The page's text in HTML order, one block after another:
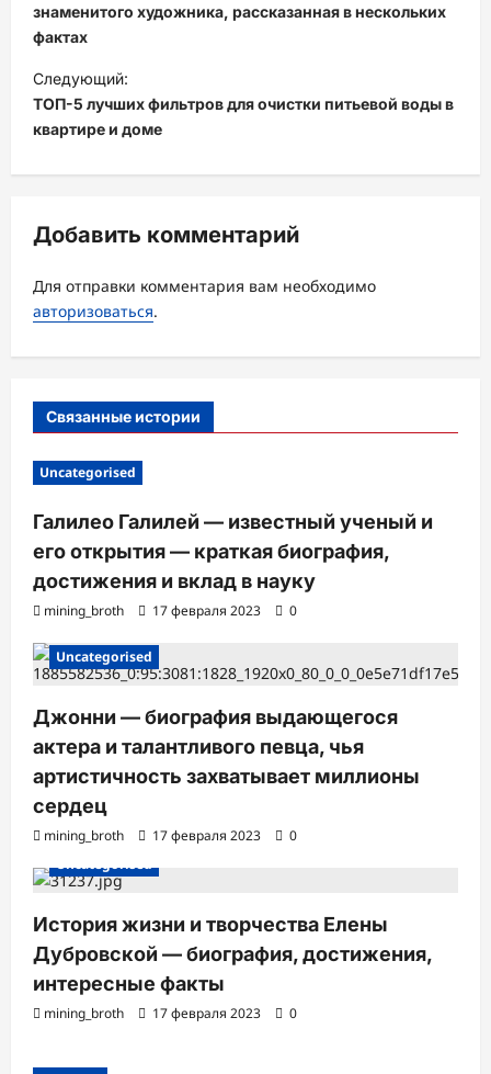
в
и
г
а
я
з
а
п
и
знаменитого художника, рассказанная в нескольких
фактах
Следующий:
ТОП-5 лучших фильтров для очистки питьевой воды в
квартире и доме
Добавить комментарий
Для отправки комментария вам необходимо
авторизоваться.
Связанные истории
Uncategorised
Галилео Галилей — известный ученый и
его открытия — краткая биография,
достижения и вклад в науку
mining_broth 17 февраля 2023 0
Uncategorised
Джонни — биография выдающегося
актера и талантливого певца, чья
артистичность захватывает миллионы
сердец
mining_broth 17 февраля 2023
0
Uncategorised
История жизни и творчества Елены
Дубровской — биография, достижения,
интересные факты
mining_broth 17 февраля 2023 0